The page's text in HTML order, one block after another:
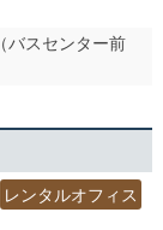
スセンター前
レンタルオフィス